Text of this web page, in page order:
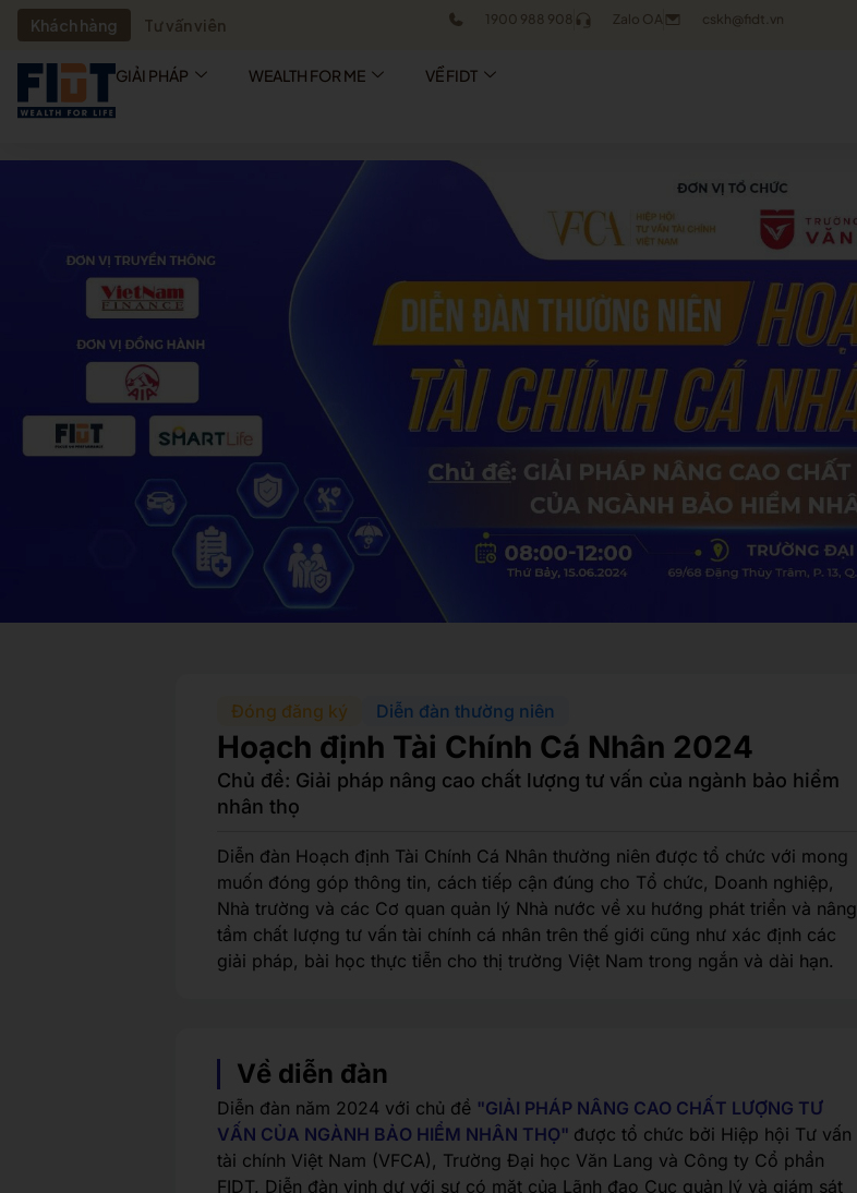
Khách hàng Tư vấn viên 1900 988 908 Zalo OA cskh@fidt.vn
GIẢI PHÁP WEALTH FOR ME VỀ FIDT
Đóng đăng ký Diễn đàn thường niên
Hoạch định Tài Chính Cá Nhân 2024
Chủ đề: Giải pháp nâng cao chất lượng tư vấn của ngành bảo hiểm
nhân thọ
Diễn đàn Hoạch định Tài Chính Cá Nhân thường niên được tổ chức với mong
muốn đóng góp thông tin, cách tiếp cận đúng cho Tổ chức, Doanh nghiệp,
Nhà trường và các Cơ quan quản lý Nhà nước về xu hướng phát triển và nâng
tầm chất lượng tư vấn tài chính cá nhân trên thế giới cũng như xác định các
giải pháp, bài học thực tiễn cho thị trường Việt Nam trong ngắn và dài hạn.
Về diễn đàn
Diễn đàn năm 2024 với chủ đề "GIẢI PHÁP NÂNG CAO CHẤT LƯỢNG TƯ
VẤN CỦA NGÀNH BẢO HIỂM NHÂN THỌ" được tổ chức bởi Hiệp hội Tư vấn
tài chính Việt Nam (VFCA), Trường Đại học Văn Lang và Công ty Cổ phần
FIDT. Diễn đàn vinh dự với sự có mặt của Lãnh đạo Cục quản lý và giám sát